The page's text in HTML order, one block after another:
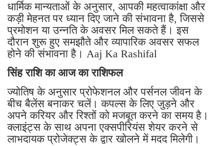
धार्मिक मान्यताओं के अनुसार, आपकी महत्वाकांक्षा और
कड़ी मेहनत पर ध्यान दिए जाने की संभावना है, जिससे
प्रमोशन या उन्नति के अवसर मिल सकते हैं। इस
दौरान शुरू हुए समझौते और व्यापारिक अवसर सफल
होने की संभावना है। Aaj Ka Rashifal
सिंह राशि का आज का राशिफल
ज्योतिष के अनुसार प्रोफेशनल और पर्सनल जीवन के
बीच बैलेंस बनाकर चलें। कपल्स के लिए जुड़ने और
अपने करियर और रिश्तों को मजबूत करने का समय है।
क्लाइंट्स के साथ अपना एक्सपीरियंस शेयर करने से
लाभदायक प्रोजेक्ट्स के द्वार खोलने में मदद मिलेगी।